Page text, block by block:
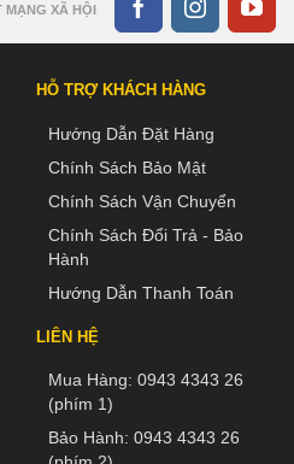
MẠNG XÃ HỘI
HỖ TRỢ KHÁCH HÀNG
Hướng Dẫn Đặt Hàng
Chính Sách Bảo Mật
Chính Sách Vận Chuyển
Chính Sách Đổi Trả - Bảo
Hành
Hướng Dẫn Thanh Toán
LIÊN HỆ
Mua Hàng: 0943 4343 26
(phím 1)
Bảo Hành: 0943 4343 26